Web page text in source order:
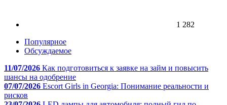
1 282
Популярное
Обсуждаемое
11/07/2026 Как подготовиться к заявке на займ и повысить
шансы на одобрение
07/07/2026 Escort Girls in Georgia: Понимание реальности и
рисков